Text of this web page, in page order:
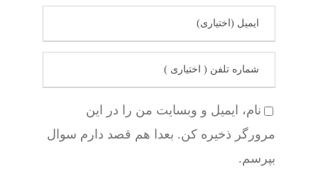
نام، ایمیل و وبسایت من را در این
مرورگر ذخیره کن. بعدا هم قصد دارم سوال
بپرسم.